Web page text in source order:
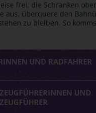
frei, die Schranken
aus, überquere den
zu bleiben. So
UND RADFAHRER
UND